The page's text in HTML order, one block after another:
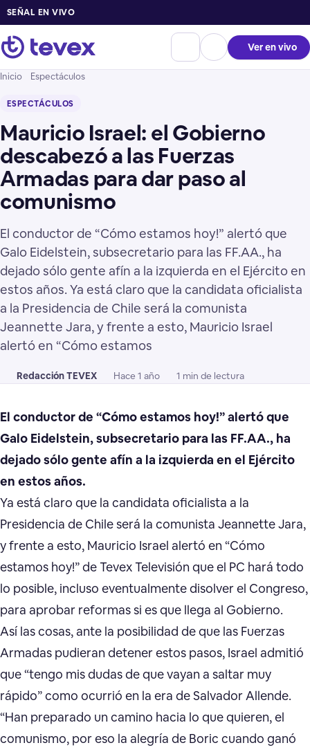
SEÑAL EN VIVO
Ver en vivo
Inicio Espectáculos
ESPECTÁCULOS
Mauricio Israel: el Gobierno
descabezó a las Fuerzas
Armadas para dar paso al
comunismo
El conductor de “Cómo estamos hoy!” alertó que
Galo Eidelstein, subsecretario para las FF.AA., ha
dejado sólo gente afín a la izquierda en el Ejército en
estos años. Ya está claro que la candidata oficialista
a la Presidencia de Chile será la comunista
Jeannette Jara, y frente a esto, Mauricio Israel
alertó en “Cómo estamos
Redacción TEVEX Hace 1 año 1 min de lectura
El conductor de “Cómo estamos hoy!” alertó que
Galo Eidelstein, subsecretario para las FF.AA., ha
dejado sólo gente afín a la izquierda en el Ejército
en estos años.
Ya está claro que la candidata oficialista a la
Presidencia de Chile será la comunista Jeannette Jara,
y frente a esto, Mauricio Israel alertó en “Cómo
estamos hoy!” de Tevex Televisión que el PC hará todo
lo posible, incluso eventualmente disolver el Congreso,
para aprobar reformas si es que llega al Gobierno.
Así las cosas, ante la posibilidad de que las Fuerzas
Armadas pudieran detener estos pasos, Israel admitió
que “tengo mis dudas de que vayan a saltar muy
rápido” como ocurrió en la era de Salvador Allende.
“Han preparado un camino hacia lo que quieren, el
comunismo, por eso la alegría de Boric cuando ganó